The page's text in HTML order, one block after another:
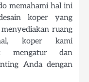
memahami hal ini
koper yang
ruang
koper kami
mengatur dan
Anda dengan